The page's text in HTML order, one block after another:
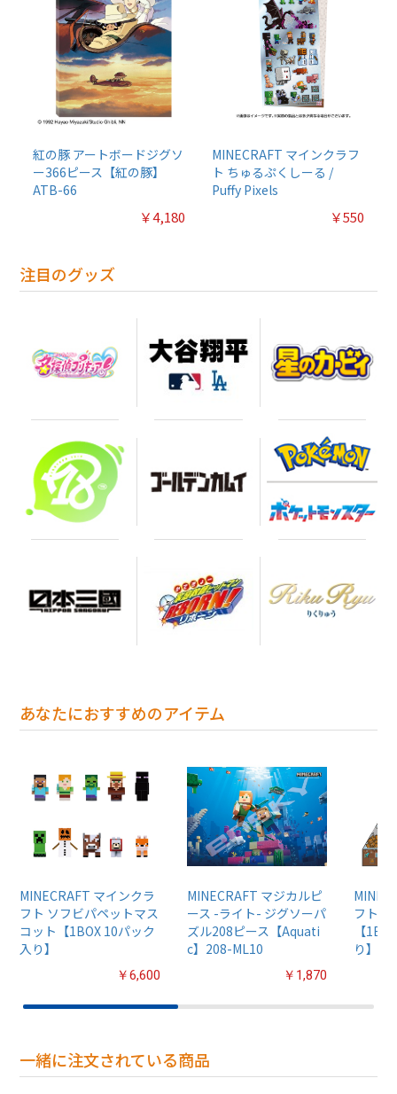
紅の豚 アートボードジグソ
ー366ピース【紅の豚】
ATB-66
￥4,180
MINECRAFT マインクラフ
ト ちゅるぷくしーる /
Puffy Pixels
￥550
注目のグッズ
あなたにおすすめのアイテム
MINECRAFT マインクラ
フト ソフビパペットマス
コット【1BOX 10パック
入り】
￥6,600
MINECRAFT マジカルピ
ース -ライト- ジグソーパ
ズル208ピース【Aquati
c】208-ML10
￥1,870
フト
【
り】
一緒に注文されている商品